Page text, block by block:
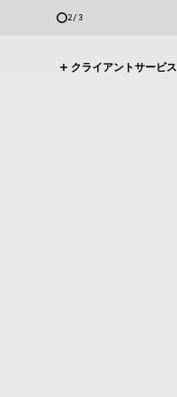
2/3
クライアントサービス